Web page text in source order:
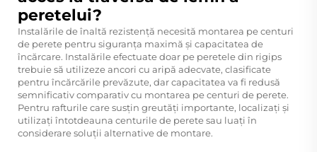
peretelui?
Instalările de înaltă rezistență necesită montarea pe centuri
de perete pentru siguranța maximă și capacitatea de
încărcare. Instalările efectuate doar pe peretele din rigips
trebuie să utilizeze ancori cu aripă adecvate, clasificate
pentru încărcările prevăzute, dar capacitatea va fi redusă
semnificativ comparativ cu montarea pe centuri de perete.
Pentru rafturile care susțin greutăți importante, localizați și
utilizați întotdeauna centurile de perete sau luați în
considerare soluții alternative de montare.